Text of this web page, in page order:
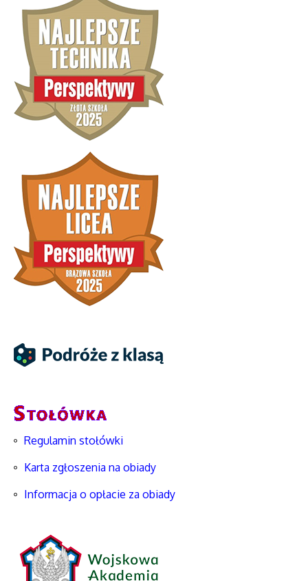
Regulamin stołówki
Karta zgłoszenia na obiady
Informacja o opłacie za obiady